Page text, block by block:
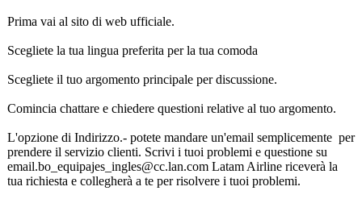
Prima vai al sito di web ufficiale.
Scegliete la tua lingua preferita per la tua comoda
Scegliete il tuo argomento principale per discussione.
Comincia chattare e chiedere questioni relative al tuo argomento.
L'opzione di Indirizzo.- potete mandare un'email semplicemente per
prendere il servizio clienti. Scrivi i tuoi problemi e questione su
email.bo_equipajes_ ingles@cc.lan.com Latam Airline riceverà la
tua richiesta e collegherà a te per risolvere i tuoi problemi.